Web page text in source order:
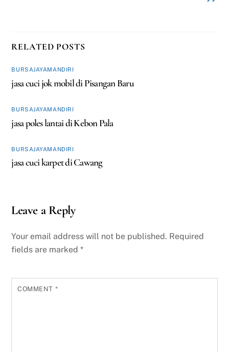
RELATED POSTS
BURSAJAYAMANDIRI
jasa cuci jok mobil di Pisangan Baru
BURSAJAYAMANDIRI
jasa poles lantai di Kebon Pala
BURSAJAYAMANDIRI
jasa cuci karpet di Cawang
Leave a Reply
Your email address will not be published. Required
fields are marked*
COMMENT *